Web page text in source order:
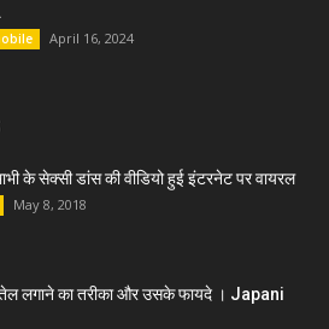
April 16, 2024
के सेक्सी डांस की वीडियो हुई इंटरनेट पर वायरल
May 8, 2018
तेल लगाने का तरीका और उसके फायदे । Japani